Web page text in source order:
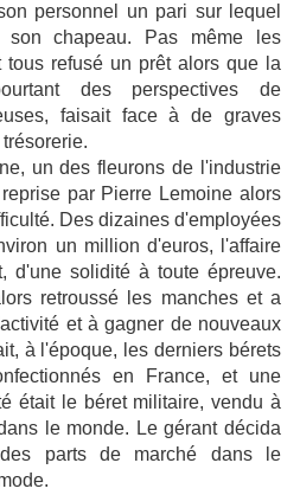
personnel un pari sur lequel
son chapeau. Pas même les
tous refusé un prêt alors que la
des perspectives de
faisait face à de graves
un des fleurons de l'industrie
par Pierre Lemoine alors
Des dizaines d'employées
un million d'euros, l'affaire
d'une solidité à toute épreuve.
retroussé les manches et a
et à gagner de nouveaux
à l'époque, les derniers bérets
en France, et une
était le béret militaire, vendu à
le monde. Le gérant décida
parts de marché dans le